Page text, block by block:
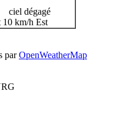
ciel dégagé
10 km/h Est
parOpenWeatherMap